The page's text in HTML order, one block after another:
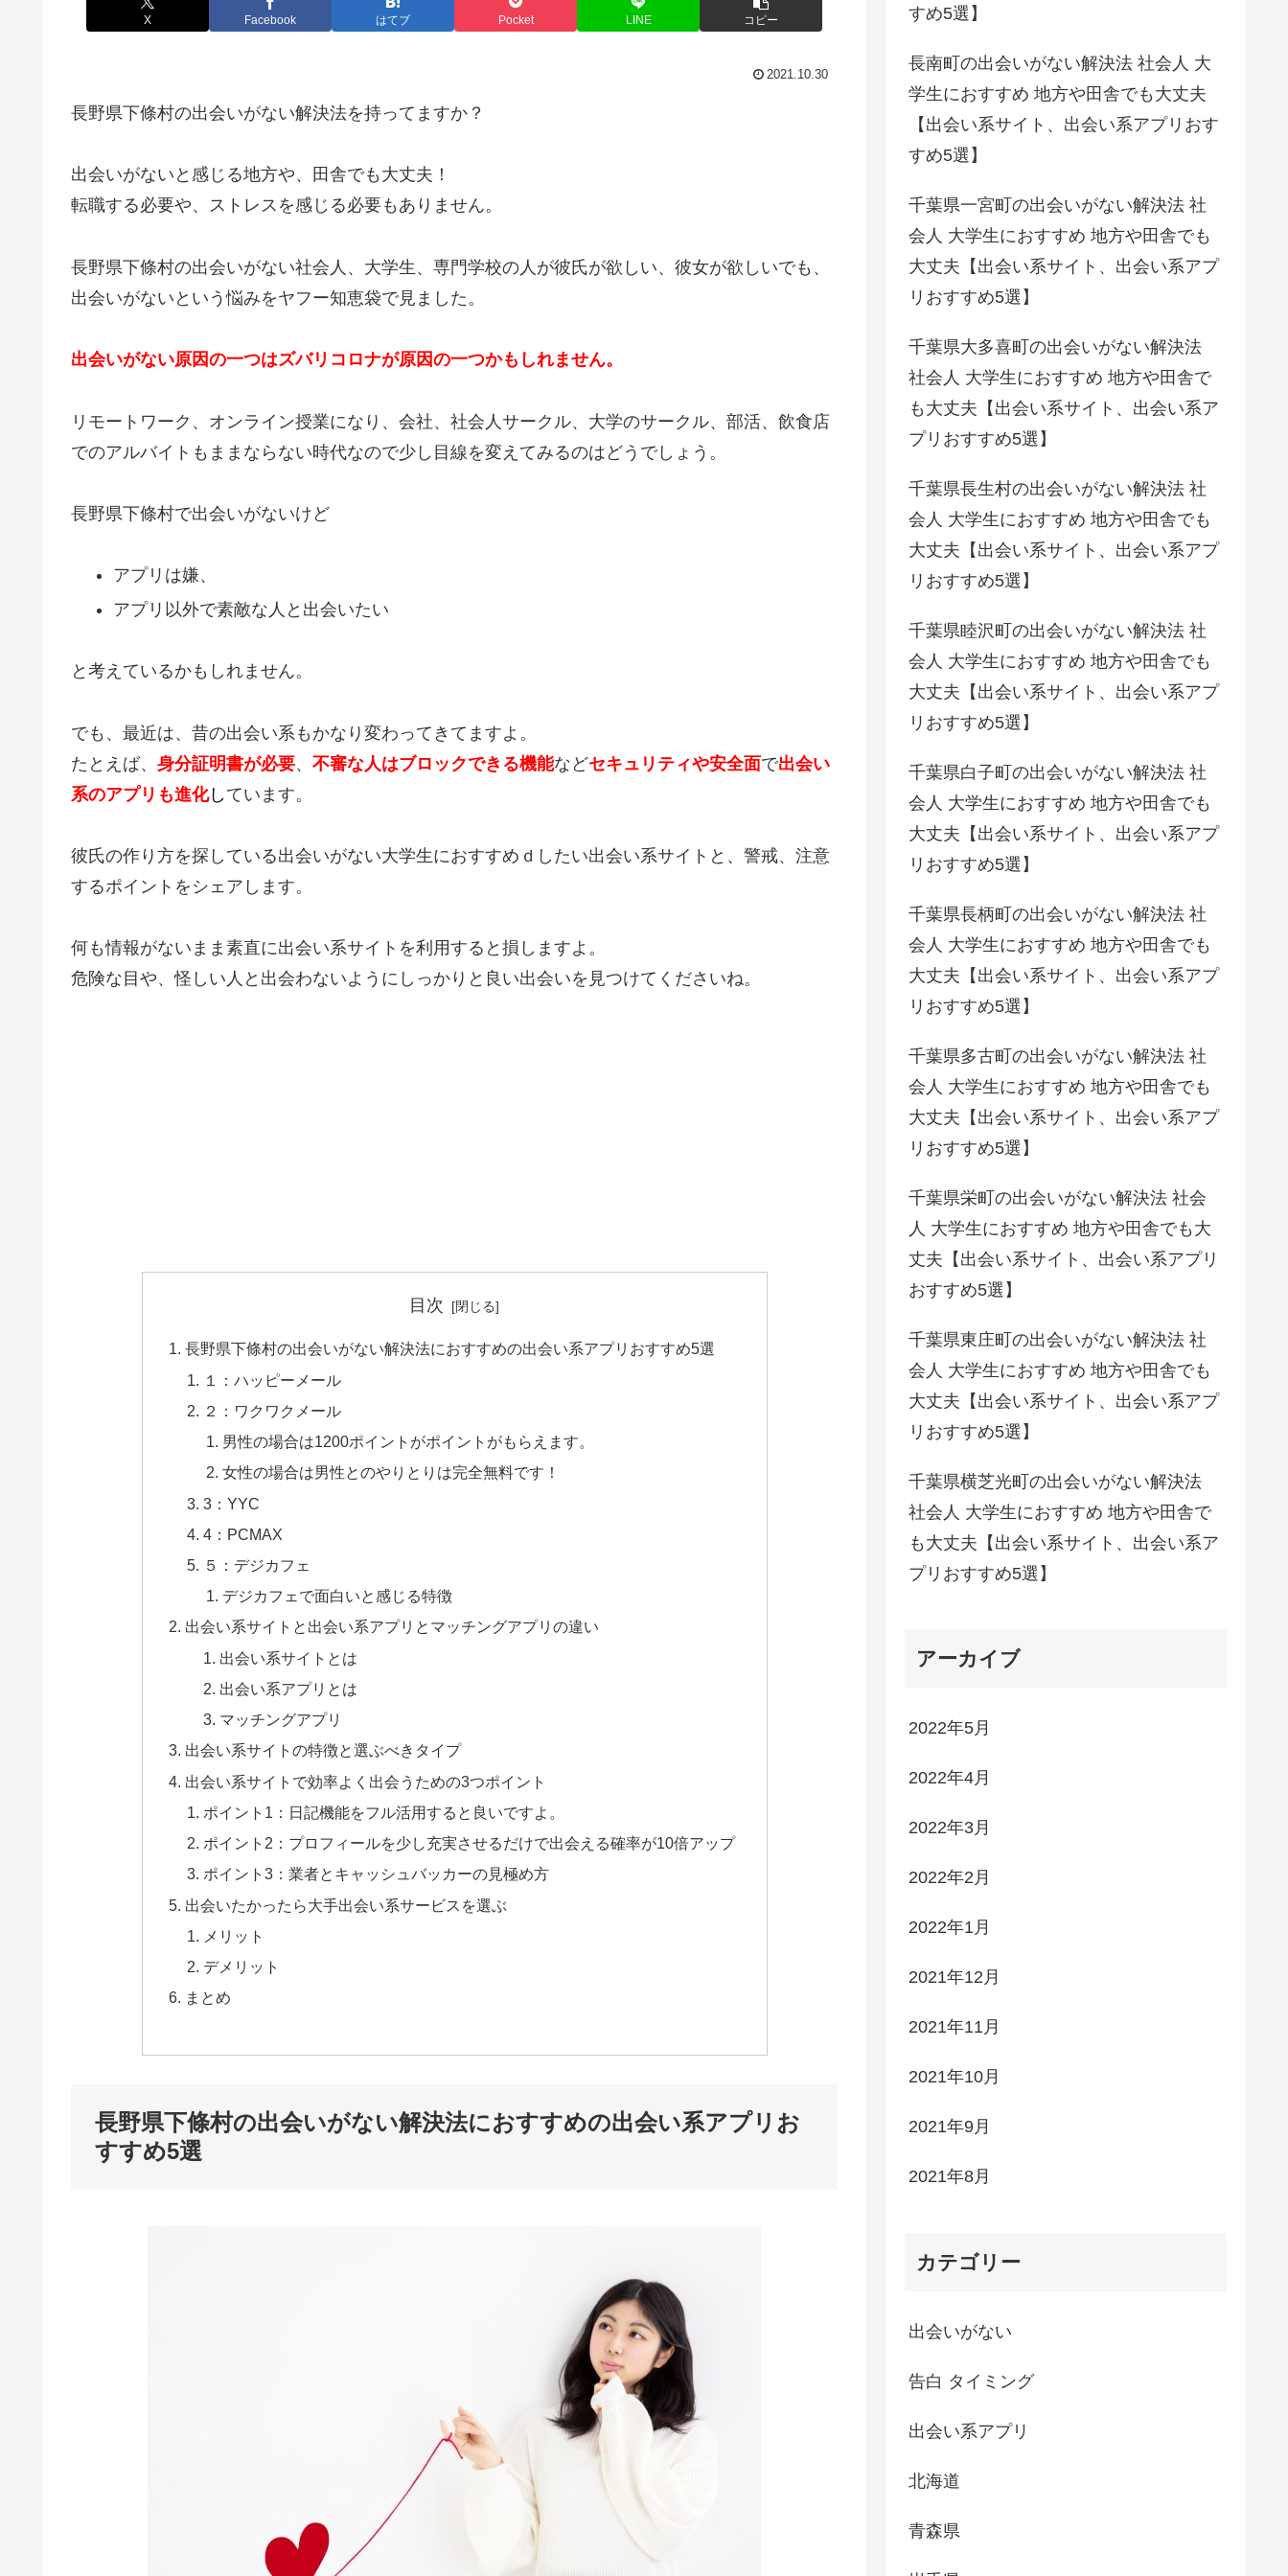
X Facebook はてブ Pocket LINE コピー
2021.10.30
長野県下條村の出会いがない解決法を持ってますか？
出会いがないと感じる地方や、田舎でも大丈夫！
転職する必要や、ストレスを感じる必要もありません。
長野県下條村の出会いがない社会人、大学生、専門学校の人が彼氏が欲しい、彼女が欲しいでも、
出会いがないという悩みをヤフー知恵袋で見ました。
出会いがない原因の一つはズバリコロナが原因の一つかもしれません。
リモートワーク、オンライン授業になり、会社、社会人サークル、大学のサークル、部活、飲食店
でのアルバイトもままならない時代なので少し目線を変えてみるのはどうでしょう。
長野県下條村で出会いがないけど
アプリは嫌、
アプリ以外で素敵な人と出会いたい
と考えているかもしれません。
でも、最近は、昔の出会い系もかなり変わってきてますよ。
たとえば、 身分証明書が必要、 不審な人はブロックできる機能などセキュリティや安全面で出会い
系のアプリも進化し ています。
彼氏の作り方を探している出会いがない大学生におすすめｄしたい出会い系サイトと、警戒、注意
するポイントをシェアします。
何も情報がないまま素直に出会い系サイトを利用すると損しますよ。
危険な目や、怪しい人と出会わないようにしっかりと良い出会いを見つけてくださいね。
目次
長野県下條村の出会いがない解決法におすすめの出会い系アプリおすすめ5選
１：ハッピーメール
２：ワクワクメール
男性の場合は1200ポイントがポイントがもらえます。
女性の場合は男性とのやりとりは完全無料です！
3：YYC
4：PCMAX
５：デジカフェ
デジカフェで面白いと感じる特徴
出会い系サイトと出会い系アプリとマッチングアプリの違い
出会い系サイトとは
出会い系アプリとは
マッチングアプリ
出会い系サイトの特徴と選ぶべきタイプ
出会い系サイトで効率よく出会うための3つポイント
ポイント1：日記機能をフル活用すると良いですよ。
ポイント2：プロフィールを少し充実させるだけで出会える確率が10倍アップ
ポイント3：業者とキャッシュバッカーの見極め方
出会いたかったら大手出会い系サービスを選ぶ
メリット
デメリット
まとめ
長野県下條村の出会いがない解決法におすすめの出会い系アプリお
すすめ5選
すめ5選】
長南町の出会いがない解決法 社会人 大
学生におすすめ 地方や田舎でも大丈夫
【出会い系サイト、出会い系アプリおす
すめ5選】
千葉県一宮町の出会いがない解決法 社
会人 大学生におすすめ 地方や田舎でも
大丈夫【出会い系サイト、出会い系アプ
リおすすめ5選】
千葉県大多喜町の出会いがない解決法
社会人 大学生におすすめ 地方や田舎で
も大丈夫【出会い系サイト、出会い系ア
プリおすすめ5選】
千葉県長生村の出会いがない解決法 社
会人 大学生におすすめ 地方や田舎でも
大丈夫【出会い系サイト、出会い系アプ
リおすすめ5選】
千葉県睦沢町の出会いがない解決法 社
会人 大学生におすすめ 地方や田舎でも
大丈夫【出会い系サイト、出会い系アプ
リおすすめ5選】
千葉県白子町の出会いがない解決法 社
会人 大学生におすすめ 地方や田舎でも
大丈夫【出会い系サイト、出会い系アプ
リおすすめ5選】
千葉県長柄町の出会いがない解決法 社
会人 大学生におすすめ 地方や田舎でも
大丈夫【出会い系サイト、出会い系アプ
リおすすめ5選】
千葉県多古町の出会いがない解決法 社
会人 大学生におすすめ 地方や田舎でも
大丈夫【出会い系サイト、出会い系アプ
リおすすめ5選】
千葉県栄町の出会いがない解決法 社会
人 大学生におすすめ 地方や田舎でも大
丈夫【出会い系サイト、出会い系アプリ
おすすめ5選】
千葉県東庄町の出会いがない解決法 社
会人 大学生におすすめ 地方や田舎でも
大丈夫【出会い系サイト、出会い系アプ
リおすすめ5選】
千葉県横芝光町の出会いがない解決法
社会人 大学生におすすめ 地方や田舎で
も大丈夫【出会い系サイト、出会い系ア
プリおすすめ5選】
アーカイブ
2022年5月
2022年4月
2022年3月
2022年2月
2022年1月
2021年12月
2021年11月
2021年10月
2021年9月
2021年8月
カテゴリー
出会いがない
告白 タイミング
出会い系アプリ
北海道
青森県